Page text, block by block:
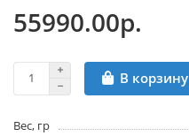
55990.00р.
В корзину
Вес, гр